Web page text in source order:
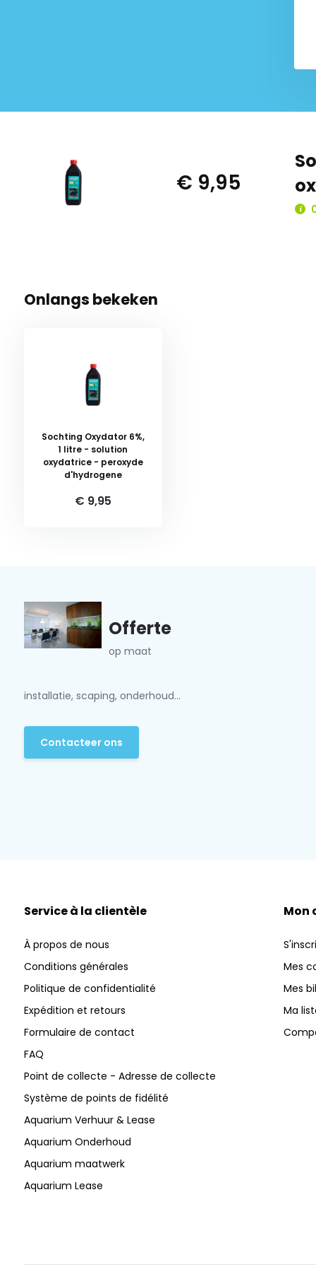
€ 9,95
Onlangs bekeken
Sochting Oxydator 6%,
1 litre - solution
oxydatrice - peroxyde
d'hydrogene
€ 9,95
Offerte
op maat
installatie, scaping, onderhoud...
Contacteer ons
Service à la clientèle
À propos de nous
Conditions générales
Politique de confidentialité
Expédition et retours
Formulaire de contact
FAQ
Point de collecte - Adresse de collecte
Système de points de fidélité
Aquarium Verhuur & Lease
Aquarium Onderhoud
Aquarium maatwerk
Aquarium Lease
Mon
Mes
Mes
Ma